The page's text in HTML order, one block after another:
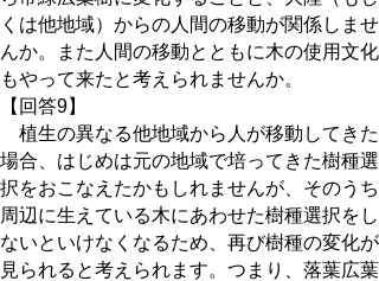
くは他地域）からの人間の移動が関係しませ
んか。また人間の移動とともに木の使用文化
もやって来たと考えられませんか。
【回答9】
植生の異なる他地域から人が移動してきた
場合、はじめは元の地域で培ってきた樹種選
択をおこなえたかもしれませんが、そのうち
周辺に生えている木にあわせた樹種選択をし
ないといけなくなるため、再び樹種の変化が
見られると考えられます。つまり、落葉広葉